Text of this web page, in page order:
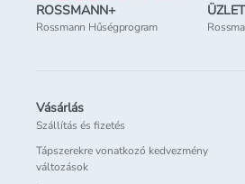
ROSSMANN+
Rossmann Hűségprogram
Vásárlás
Szállítás és fizetés
Tápszerekre vonatkozó kedvezmény
változások